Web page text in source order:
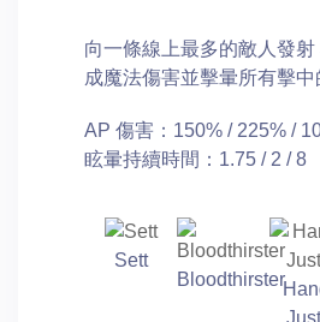
向一條線上最多的敵人發
成魔法傷害並擊暈所有擊中
AP 傷害：150% / 225% /
眩暈持續時間：1.75 / 2 / 8
Sett
Bloodthirster